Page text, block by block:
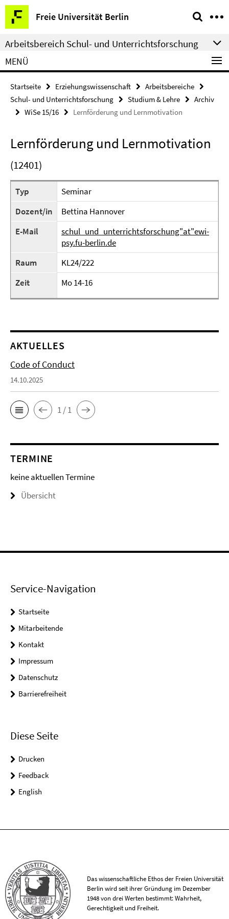
Springe
direkt
zu
Inhalt
Freie Universität Berlin
Service-
Navigation
Arbeitsbereich Schul- und Unterrichtsforschung
MENÜ
Startseite Erziehungswissenschaft
Arbeitsbereiche
Schul- und Unterrichtsforschung
Studium & Lehre
Archiv
WiSe 15/16
Lernförderung und Lernmotivation
Lernförderung und Lernmotivation
(12401)
Typ
Seminar
Dozent/in
Bettina Hannover
E-Mail
schul_und_unterrichtsforschung"at"ewi-
psy.fu-berlin.de
Raum
KL24/222
Zeit
Mo 14-16
AKTUELLES
Code of Conduct
14.10.2025
1 / 1
TERMINE
keine aktuellen Termine
Übersicht
Service-Navigation
Startseite
Mitarbeitende
Kontakt
Impressum
Datenschutz
Barrierefreiheit
Diese Seite
Drucken
Feedback
English
Das wissenschaftliche Ethos der Freien Universität
Berlin wird seit ihrer Gründung im Dezember
1948 von drei Werten bestimmt: Wahrheit,
Gerechtigkeit und Freiheit.